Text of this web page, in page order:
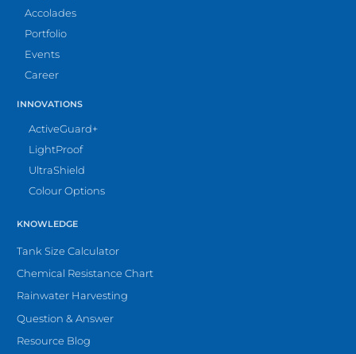
Accolades
Portfolio
Events
Career
INNOVATIONS
ActiveGuard+
LightProof
UltraShield
Colour Options
KNOWLEDGE
Tank Size Calculator
Chemical Resistance Chart
Rainwater Harvesting
Question & Answer
Resource Blog